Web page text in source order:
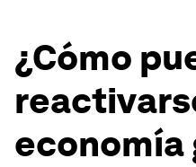
¿Cómo
economía